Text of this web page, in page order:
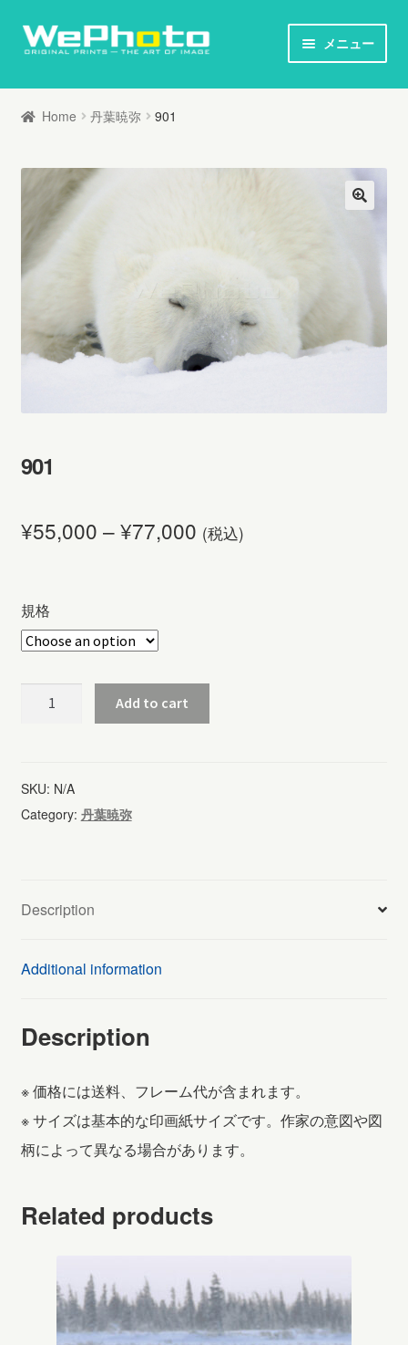
ナ
ゲ
ー
ョ
ン
へ
ス
ッ
プ
コ
テ
ン
へ
ス
キ
ッ
メニュー
ホーム
お知らせ
写真家列伝
オリジナルプリントとは
Home 丹葉暁弥 901
901
¥55,000 –¥77,000 (税込)
規格
Add to cart
SKU: N/A
Category: 丹葉暁弥
Description
Additional information
Description
※ 価格には送料、フレーム代が含まれます。
※ サイズは基本的な印画紙サイズです。作家の意図や図
柄によって異なる場合があります。
Related products